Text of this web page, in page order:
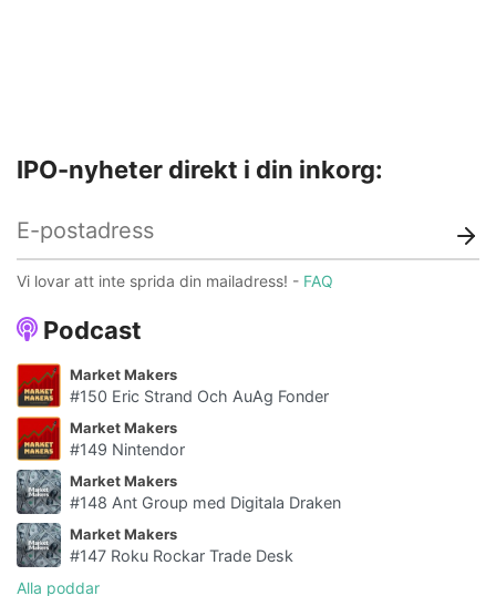
Podcast
Market Makers
#150 Eric Strand Och AuAg Fonder
Market Makers
#149 Nintendor
Market Makers
#148 Ant Group med Digitala Draken
Market Makers
#147 Roku Rockar Trade Desk
Alla poddar
IPO-nyheter direkt i din inkorg:
Vi lovar att inte sprida din mailadress! - FAQ